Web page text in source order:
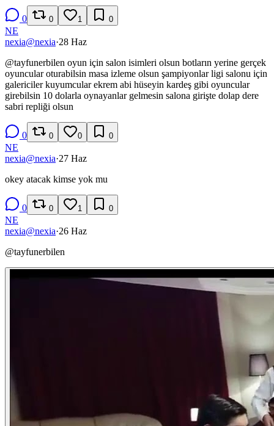
0 0 1 0
NE
nexia@nexia·28 Haz
@tayfunerbilen oyun için salon isimleri olsun botların yerine gerçek
oyuncular oturabilsin masa izleme olsun şampiyonlar ligi salonu için
galericiler kuyumcular ekrem abi hüseyin kardeş gibi oyuncular
girebilsin 10 dolarla oynayanlar gelmesin salona girişte dolap dere
sabri repliği olsun
0 0 0 0
NE
nexia@nexia·27 Haz
okey atacak kimse yok mu
0 0 1 0
NE
nexia@nexia·26 Haz
@tayfunerbilen